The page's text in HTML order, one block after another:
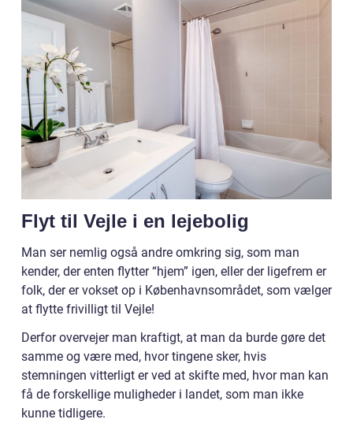
Flyt til Vejle i en lejebolig
Man ser nemlig også andre omkring sig, som man
kender, der enten flytter “hjem” igen, eller der ligefrem er
folk, der er vokset op i Københavnsområdet, som vælger
at flytte frivilligt til Vejle!
Derfor overvejer man kraftigt, at man da burde gøre det
samme og være med, hvor tingene sker, hvis
stemningen vitterligt er ved at skifte med, hvor man kan
få de forskellige muligheder i landet, som man ikke
kunne tidligere.